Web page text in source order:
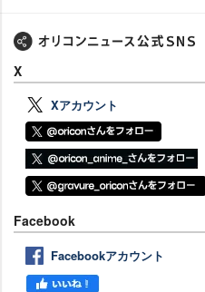
X
Xアカウント
Facebook
Facebookアカウント